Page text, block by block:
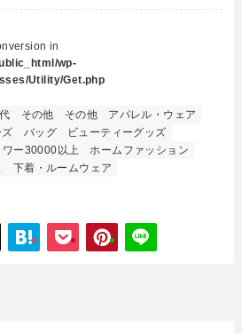
in
wp-
Utility/Get.php
その他 その他
アパレル・ウェア
バッグ
ビューティーグッズ
ワー30000以上
ホームファッション
下着・ルームウェア